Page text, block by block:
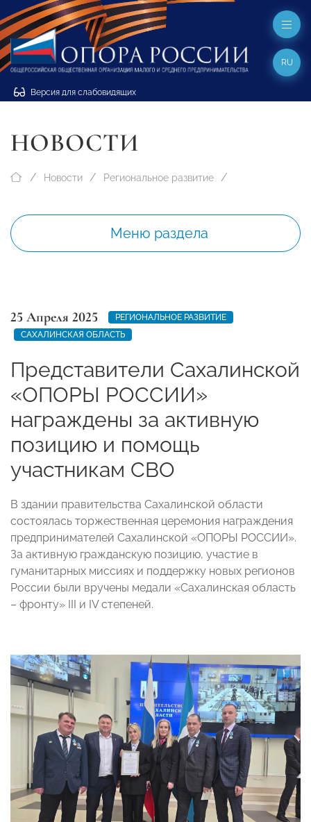
Версия для слабовидящих
RU
НОВОСТИ
Новости Региональное развитие
Меню раздела
25 Апреля 2025
РЕГИОНАЛЬНОЕ РАЗВИТИЕ
САХАЛИНСКАЯ ОБЛАСТЬ
Представители Сахалинской
«ОПОРЫ РОССИИ»
награждены за активную
позицию и помощь
участникам СВО
В здании правительства Сахалинской области
состоялась торжественная церемония награждения
предпринимателей Сахалинской «ОПОРЫ РОССИИ».
За активную гражданскую позицию, участие в
гуманитарных миссиях и поддержку новых регионов
России были вручены медали «Сахалинская область
– фронту» III и IV степеней.